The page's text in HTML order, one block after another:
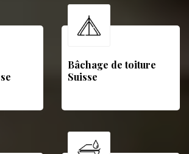
Bâchage de toiture
Suisse